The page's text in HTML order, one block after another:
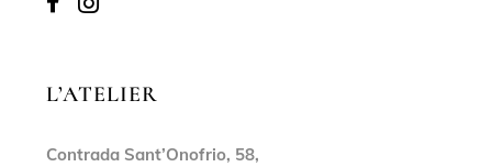
L’ATELIER
Contrada Sant’Onofrio, 58,